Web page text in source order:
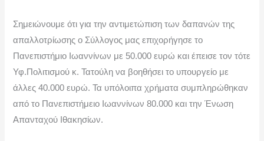
Σημειώνουμε ότι για την αντιμετώπιση των δαπανών της
απαλλοτρίωσης ο Σύλλογος μας επιχορήγησε το
Πανεπιστήμιο Ιωαννίνων με 50.000 ευρώ και έπεισε τον τότε
Υφ.Πολιτισμού κ. Τατούλη να βοηθήσει το υπουργείο με
άλλες 40.000 ευρώ. Τα υπόλοιπα χρήματα συμπληρώθηκαν
από το Πανεπιστήμειο Ιωαννίνων 80.000 και την Ένωση
Απανταχού Ιθακησίων.